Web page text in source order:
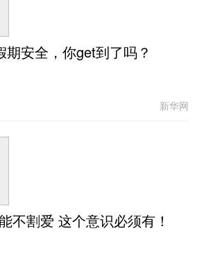
期安全，你get到了吗？
新华网
不割爱 这个意识必须有！